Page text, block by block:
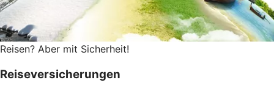
Reisen? Aber mit Sicherheit!
Reiseversicherungen